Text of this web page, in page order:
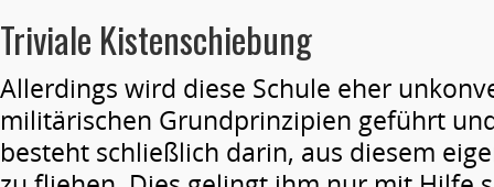
Triviale Kistenschiebung
Allerdings wird diese Schule eher
militärischen Grundprinzipien geführt
besteht schließlich darin, aus diesem